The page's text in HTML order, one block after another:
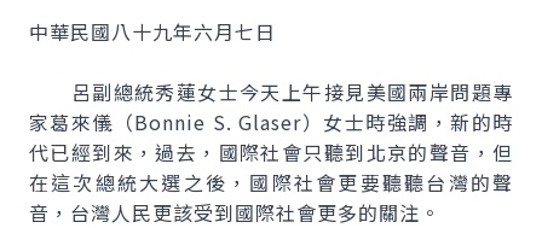
中華民國八十九年六月七日
呂副總統秀蓮女士今天上午接見美國兩岸問題專
家葛來儀（Bonnie S. Glaser）女士時強調，新的時
代已經到來，過去，國際社會只聽到北京的聲音，但
在這次總統大選之後，國際社會更要聽聽台灣的聲
音，台灣人民更該受到國際社會更多的關注。